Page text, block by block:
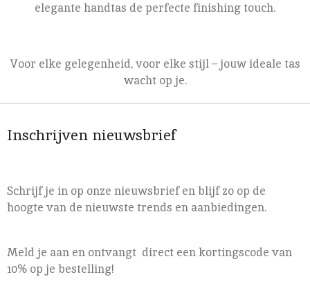
elegante handtas de perfecte finishing touch.
Voor elke gelegenheid, voor elke stijl – jouw ideale tas
wacht op je.
Inschrijven nieuwsbrief
Schrijf je in op onze nieuwsbrief en blijf zo op de
hoogte van de nieuwste trends en aanbiedingen.
Meld je aan en ontvangt direct een kortingscode van
10% op je bestelling!